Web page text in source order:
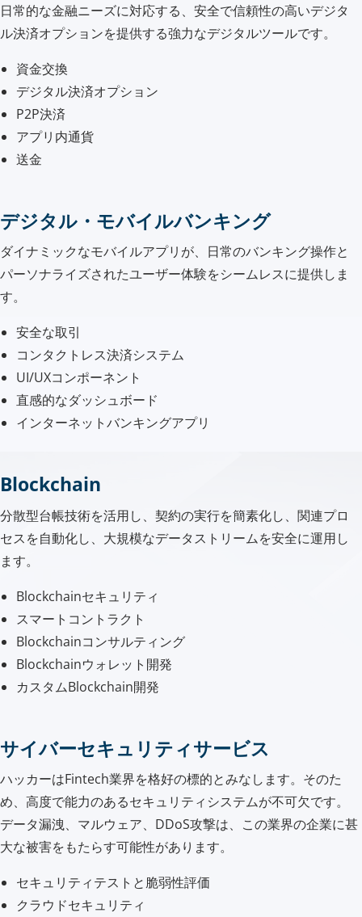
日常的な金融ニーズに対応する、安全で信頼性の高いデジタ
ル決済オプションを提供する強力なデジタルツールです。
資金交換
デジタル決済オプション
P2P決済
アプリ内通貨
送金
デジタル・モバイルバンキング
ダイナミックなモバイルアプリが、日常のバンキング操作と
パーソナライズされたユーザー体験をシームレスに提供しま
す。
安全な取引
コンタクトレス決済システム
UI/UXコンポーネント
直感的なダッシュボード
インターネットバンキングアプリ
Blockchain
分散型台帳技術を活用し、契約の実行を簡素化し、関連プロ
セスを自動化し、大規模なデータストリームを安全に運用し
ます。
Blockchainセキュリティ
スマートコントラクト
Blockchainコンサルティング
Blockchainウォレット開発
カスタムBlockchain開発
サイバーセキュリティサービス
ハッカーはFintech業界を格好の標的とみなします。そのた
め、高度で能力のあるセキュリティシステムが不可欠です。
データ漏洩、マルウェア、DDoS攻撃は、この業界の企業に甚
大な被害をもたらす可能性があります。
セキュリティテストと脆弱性評価
クラウドセキュリティ